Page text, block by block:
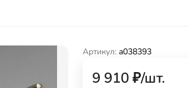
Артикул: a038393
9 910₽/шт.